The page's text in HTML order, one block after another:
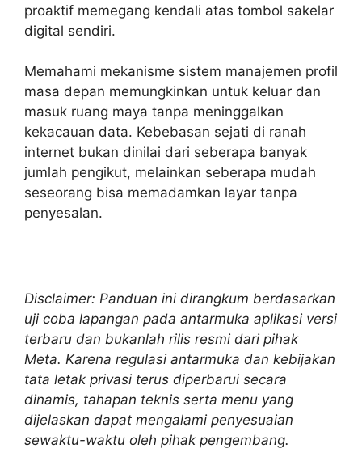
proaktif memegang kendali atas tombol sakelar
digital sendiri.
Memahami mekanisme sistem manajemen profil
masa depan memungkinkan untuk keluar dan
masuk ruang maya tanpa meninggalkan
kekacauan data. Kebebasan sejati di ranah
internet bukan dinilai dari seberapa banyak
jumlah pengikut, melainkan seberapa mudah
seseorang bisa memadamkan layar tanpa
penyesalan.
Disclaimer: Panduan ini dirangkum berdasarkan
uji coba lapangan pada antarmuka aplikasi versi
terbaru dan bukanlah rilis resmi dari pihak
Meta. Karena regulasi antarmuka dan kebijakan
tata letak privasi terus diperbarui secara
dinamis, tahapan teknis serta menu yang
dijelaskan dapat mengalami penyesuaian
sewaktu-waktu oleh pihak pengembang.